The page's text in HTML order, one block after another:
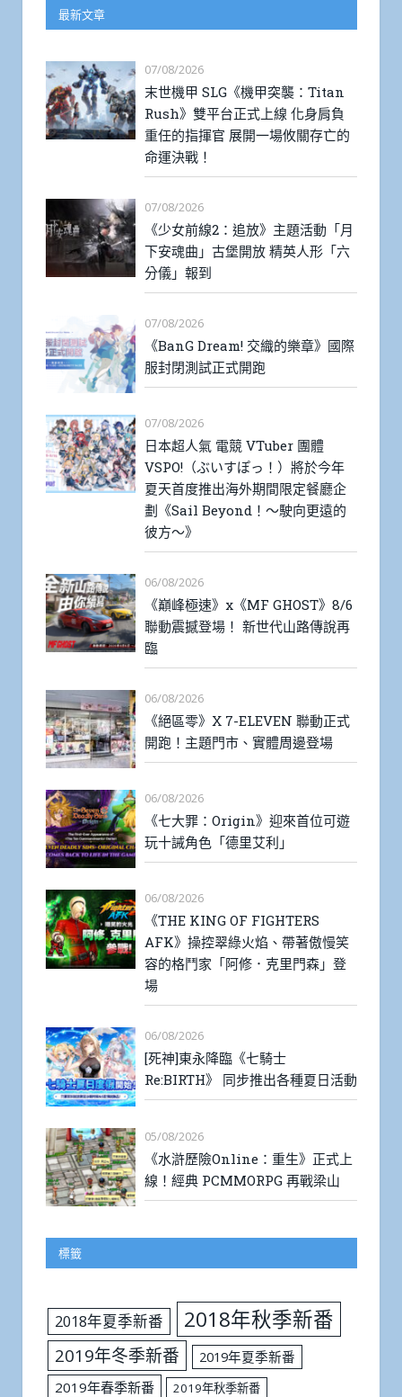
最新文章
07/08/2026
末世機甲 SLG《機甲突襲：Titan
Rush》雙平台正式上線 化身肩負
重任的指揮官 展開一場攸關存亡的
命運決戰！
07/08/2026
《少女前線2：追放》主題活動「月
下安魂曲」古堡開放 精英人形「六
分儀」報到
07/08/2026
《BanG Dream! 交織的樂章》國際
服封閉測試正式開跑
07/08/2026
日本超人氣 電競 VTuber 團體
VSPO!（ぶいすぽっ！）將於今年
夏天首度推出海外期間限定餐廳企
劃《Sail Beyond！～駛向更遠的
彼方～》
06/08/2026
《巔峰極速》x《MF GHOST》8/6
聯動震撼登場！ 新世代山路傳說再
臨
06/08/2026
《絕區零》X 7-ELEVEN 聯動正式
開跑！主題門市、實體周邊登場
06/08/2026
《七大罪：Origin》迎來首位可遊
玩十誡角色「德里艾利」
06/08/2026
《THE KING OF FIGHTERS
AFK》操控翠綠火焰、帶著傲慢笑
容的格鬥家「阿修．克里門森」登
場
06/08/2026
[死神]東永降臨《七騎士
Re:BIRTH》 同步推出各種夏日活動
05/08/2026
《水滸歷險Online：重生》正式上
線！經典 PCMMORPG 再戰梁山
標籤
2018年夏季新番 2018年秋季新番
2019年冬季新番
2019年夏季新番
2019年春季新番
2019年秋季新番